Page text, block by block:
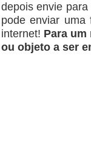
depois envie
pode enviar
internet! Para
ou objeto a ser